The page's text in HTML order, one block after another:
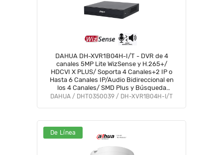
DAHUA DH-XVR1B04H-I/T - DVR de 4
canales 5MP Lite WizSense y H.265+/
HDCVI X PLUS/ Soporta 4 Canales+2 IP o
Hasta 6 Canales IP/Audio Bidireccional en
los 4 Canales/ SMD Plus y Búsqueda
Inteligente de Humanos y Vehículos/
DAHUA / DHT0350039 / DH-XVR1B04H-I/T
De Línea